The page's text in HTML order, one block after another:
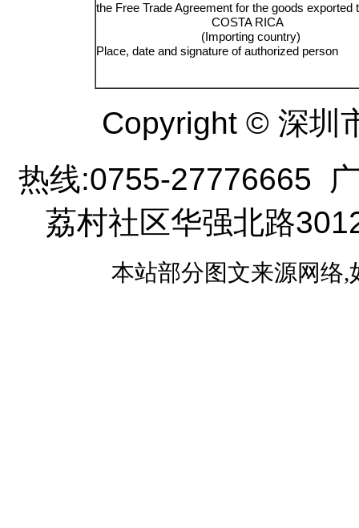
the Free Trade Agreement for the goods exported
COSTA RICA
(Importing country)
Place, date and signature of authorized person
Copyright © 深圳
热线:0755-27776665
荔村社区华强北路
本站部分图文来源网络